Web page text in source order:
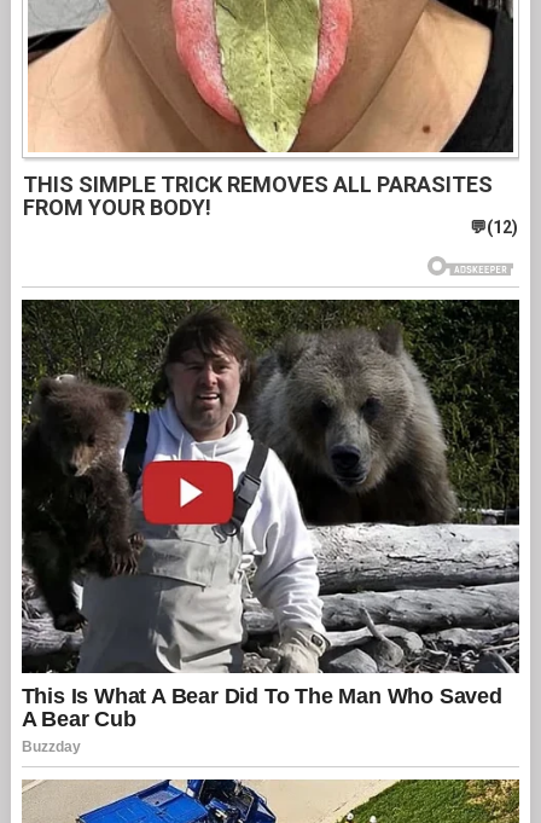
THIS SIMPLE TRICK REMOVES ALL PARASITES
FROM YOUR BODY!